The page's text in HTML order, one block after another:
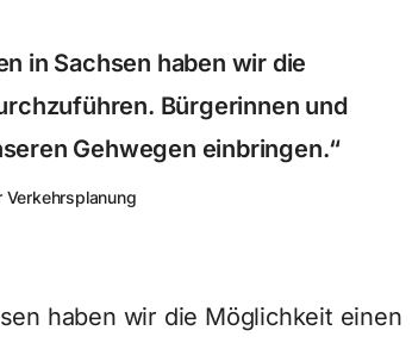
in Sachsen haben wir die
Bürgerinnen und
Gehwegen einbringen.“
Verkehrsplanung
haben wir die Möglichkeit einen